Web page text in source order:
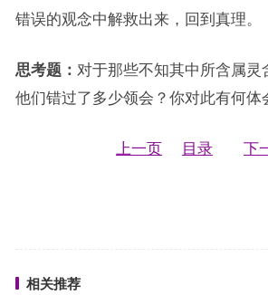
错误的观念中解救出来，回到真理。
思考题： 对于那些不知其中所含属灵
他们错过了多少领会？你对此有何体
上一页 目录 下
相关推荐